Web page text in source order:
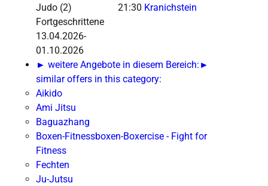
Judo (2)
Fortgeschrittene
13.04.2026-
01.10.2026
21:30 Kranichstein
► weitere Angebote in diesem Bereich: ►
similar offers in this category:
Aikido
Ami Jitsu
Baguazhang
Boxen-Fitnessboxen-Boxercise - Fight for
Fitness
Fechten
Ju-Jutsu